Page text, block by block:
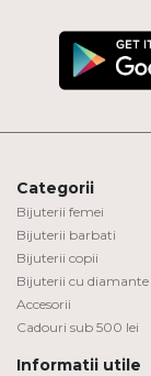
Categorii
Bijuterii femei
Bijuterii barbati
Bijuterii copii
Bijuterii cu diamante
Accesorii
Cadouri sub 500 lei
Informatii utile